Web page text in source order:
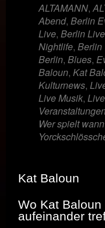
ALTAMANN,
Abend, Berlin
Live, Berlin
Nightlife, Berlin
Berlin, Blues,
Baloun, Kat
Kulturnews,
Live Musik,
Wer spielt wann
Kat Baloun
Wo Kat
aufeinander